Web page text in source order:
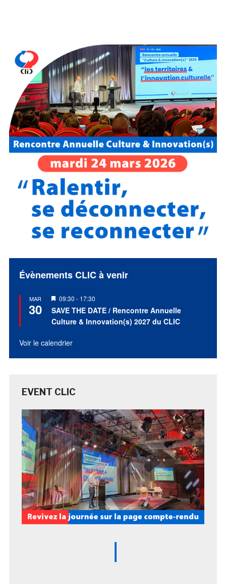
Évènements CLIC à venir
MAR
30
Mis
en
avant
09:30 - 17:30
SAVE THE DATE / Rencontre Annuelle
Culture & Innovation(s) 2027 du CLIC
Voir le calendrier
EVENT CLIC